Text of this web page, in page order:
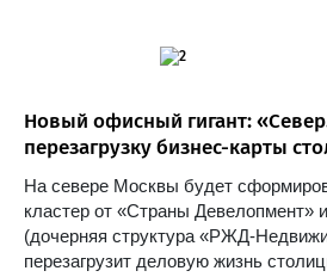
Новый офисный гигант:
перезагрузку бизнес-карты
На севере Москвы будет
кластер от «Страны Девелопмент»
(дочерняя структура «РЖД-
перезагрузит деловую жизнь
2